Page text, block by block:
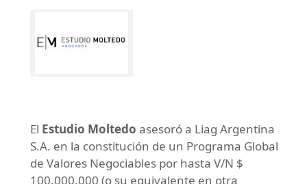
El Estudio Moltedo asesoró a Liag Argentina
S.A. en la constitución de un Programa Global
de Valores Negociables por hasta V/N $
100.000.000 (o su equivalente en otra